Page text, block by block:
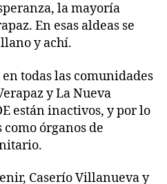
la mayoría
En esas aldeas se
y achí.
en todas las comunidades
y La Nueva
están inactivos, y por lo
órganos de
Caserío Villanueva y